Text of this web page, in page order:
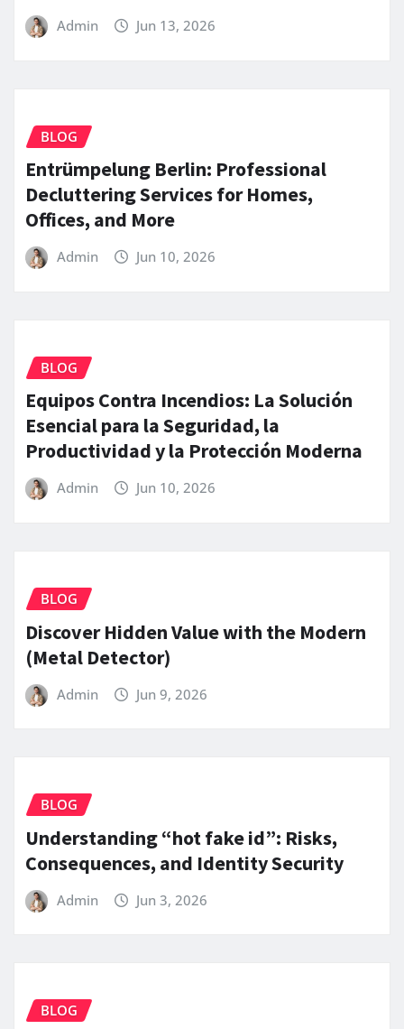
Admin Jun 13, 2026
BLOG
Entrümpelung Berlin: Professional
Decluttering Services for Homes,
Offices, and More
Admin Jun 10, 2026
BLOG
Equipos Contra Incendios: La Solución
Esencial para la Seguridad, la
Productividad y la Protección Moderna
Admin Jun 10, 2026
BLOG
Discover Hidden Value with the Modern
(Metal Detector)
Admin Jun 9, 2026
BLOG
Understanding “hot fake id”: Risks,
Consequences, and Identity Security
Admin Jun 3, 2026
BLOG